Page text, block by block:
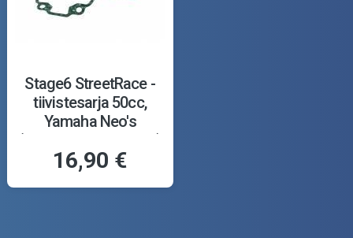
Stage6 StreetRace -
tiivistesarja 50cc,
Yamaha Neo's
(Minarelli, vaaka, ilma)
16,90 €